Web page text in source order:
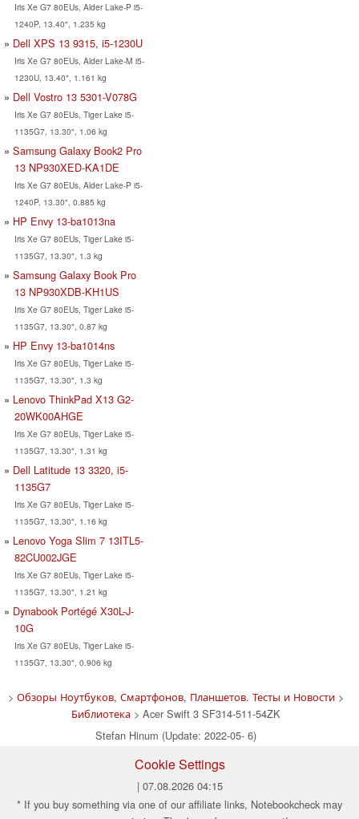
Iris Xe G7 80EUs, Alder Lake-P i5-
1240P, 13.40", 1.235 kg
Dell XPS 13 9315, i5-1230U
Iris Xe G7 80EUs, Alder Lake-M i5-
1230U, 13.40", 1.161 kg
Dell Vostro 13 5301-V078G
Iris Xe G7 80EUs, Tiger Lake i5-
1135G7, 13.30", 1.06 kg
Samsung Galaxy Book2 Pro
13 NP930XED-KA1DE
Iris Xe G7 80EUs, Alder Lake-P i5-
1240P, 13.30", 0.885 kg
HP Envy 13-ba1013na
Iris Xe G7 80EUs, Tiger Lake i5-
1135G7, 13.30", 1.3 kg
Samsung Galaxy Book Pro
13 NP930XDB-KH1US
Iris Xe G7 80EUs, Tiger Lake i5-
1135G7, 13.30", 0.87 kg
HP Envy 13-ba1014ns
Iris Xe G7 80EUs, Tiger Lake i5-
1135G7, 13.30", 1.3 kg
Lenovo ThinkPad X13 G2-
20WK00AHGE
Iris Xe G7 80EUs, Tiger Lake i5-
1135G7, 13.30", 1.31 kg
Dell Latitude 13 3320, i5-
1135G7
Iris Xe G7 80EUs, Tiger Lake i5-
1135G7, 13.30", 1.16 kg
Lenovo Yoga Slim 7 13ITL5-
82CU002JGE
Iris Xe G7 80EUs, Tiger Lake i5-
1135G7, 13.30", 1.21 kg
Dynabook Portégé X30L-J-
10G
Iris Xe G7 80EUs, Tiger Lake i5-
1135G7, 13.30", 0.906 kg
> Обзоры Ноутбуков, Смартфонов, Планшетов. Тесты и Новости>
Библиотека> Acer Swift 3 SF314-511-54ZK
Stefan Hinum (Update: 2022-05- 6)
Cookie Settings
| 07.08.2026 04:15
* If you buy something via one of our affiliate links, Notebookcheck may